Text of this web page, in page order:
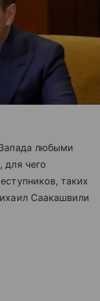
любыми
для чего
таких
Саакашвили